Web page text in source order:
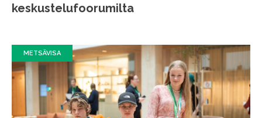
keskustelufoorumilta
METSÄVISA